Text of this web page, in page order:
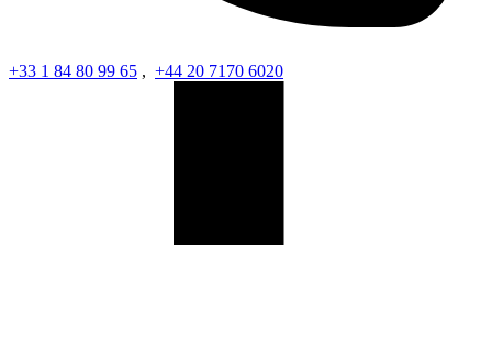
+33 1 84 80 99 65 , +44 20 7170 6020